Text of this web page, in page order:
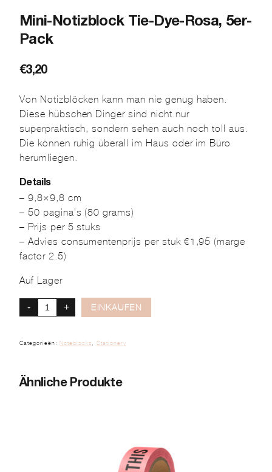
Mini-Notizblock Tie-Dye-Rosa, 5er-
Pack
€3,20
Von Notizblöcken kann man nie genug haben.
Diese hübschen Dinger sind nicht nur
superpraktisch, sondern sehen auch noch toll aus.
Die können ruhig überall im Haus oder im Büro
herumliegen.
Details
– 9,8×9,8 cm
– 50 pagina’s (80 grams)
– Prijs per 5 stuks
– Advies consumentenprijs per stuk €1,95 (marge
factor 2.5)
Auf Lager
- + EINKAUFEN
Categorieën: Noteblocks ,Stationery
Ähnliche Produkte